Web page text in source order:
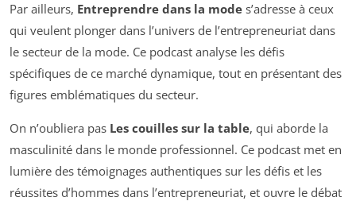
Par ailleurs, Entreprendre dans la mode s’adresse à ceux
qui veulent plonger dans l’univers de l’entrepreneuriat dans
le secteur de la mode. Ce podcast analyse les défis
spécifiques de ce marché dynamique, tout en présentant des
figures emblématiques du secteur.
On n’oubliera pas Les couilles sur la table, qui aborde la
masculinité dans le monde professionnel. Ce podcast met en
lumière des témoignages authentiques sur les défis et les
réussites d’hommes dans l’entrepreneuriat, et ouvre le débat